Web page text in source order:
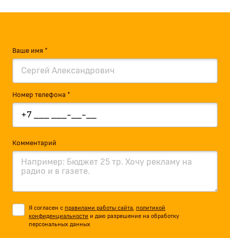
Ваше имя *
Номер телефона *
Комментарий
Я согласен с правилами работы сайта, политикой
конфиденциальности и даю разрешение на обработку
персональных данных